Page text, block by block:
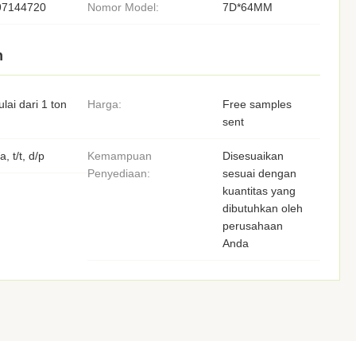
Nomor Model: 7D*64MM
dari 1 ton Harga:
Free samples
sent
t/t, d/p
Kemampuan
Penyediaan:
Disesuaikan
sesuai dengan
kuantitas yang
dibutuhkan oleh
perusahaan
Anda